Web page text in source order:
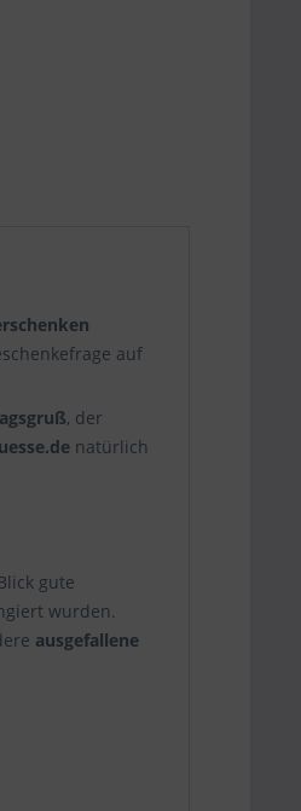
auf
, der
natürlich
gute
wurden.
ausgefallene